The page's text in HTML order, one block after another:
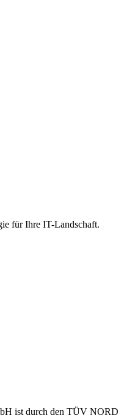
für Ihre IT-Landschaft.
ist durch den TÜV NORD